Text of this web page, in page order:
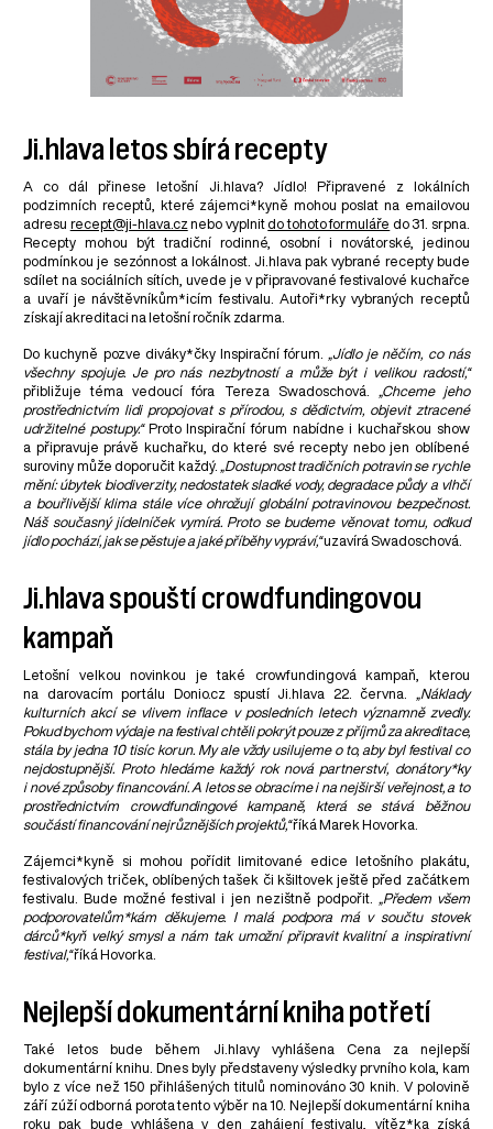
Ji.hlava letos sbírá recepty
A co dál přinese letošní Ji.hlava? Jídlo! Připravené z lokálních
podzimních receptů, které zájemci*kyně mohou poslat na emailovou
adresu recept@ji-hlava.cz nebo vyplnit do tohoto formuláře do 31. srpna.
Recepty mohou být tradiční rodinné, osobní i novátorské, jedinou
podmínkou je sezónnost a lokálnost. Ji.hlava pak vybrané recepty bude
sdílet na sociálních sítích, uvede je v připravované festivalové kuchařce
a uvaří je návštěvníkům*icím festivalu. Autoři*rky vybraných receptů
získají akreditaci na letošní ročník zdarma.
Do kuchyně pozve diváky*čky Inspirační fórum. „Jídlo je něčím, co nás
všechny spojuje. Je pro nás nezbytností a může být i velikou radostí,“
přibližuje téma vedoucí fóra Tereza Swadoschová. „Chceme jeho
prostřednictvím lidi propojovat s přírodou, s dědictvím, objevit ztracené
udržitelné postupy.“Proto Inspirační fórum nabídne i kuchařskou show
a připravuje právě kuchařku, do které své recepty nebo jen oblíbené
suroviny může doporučit každý. „Dostupnost tradičních potravin se rychle
mění: úbytek biodiverzity, nedostatek sladké vody, degradace půdy a vlhčí
a bouřlivější klima stále více ohrožují globální potravinovou bezpečnost.
Náš současný jídelníček vymírá. Proto se budeme věnovat tomu, odkud
jídlo pochází, jak se pěstuje a jaké příběhy vypráví,“uzavírá Swadoschová.
Ji.hlava spouští crowdfundingovou
kampaň
Letošní velkou novinkou je také crowfundingová kampaň, kterou
na darovacím portálu Donio.cz spustí Ji.hlava 22. června. „Náklady
kulturních akcí se vlivem inflace v posledních letech významně zvedly.
Pokud bychom výdaje na festival chtěli pokrýt pouze z příjmů za akreditace,
stála by jedna 10 tisíc korun. My ale vždy usilujeme o to, aby byl festival co
nejdostupnější. Proto hledáme každý rok nová partnerství, donátory*ky
i nové způsoby financování. A letos se obracíme i na nejširší veřejnost, a to
prostřednictvím crowdfundingové kampaně, která se stává běžnou
součástí financování nejrůznějších projektů,“říká Marek Hovorka.
Zájemci*kyně si mohou pořídit limitované edice letošního plakátu,
festivalových triček, oblíbených tašek či kšiltovek ještě před začátkem
festivalu. Bude možné festival i jen nezištně podpořit. „Předem všem
podporovatelům*kám­­ děkujeme. I malá podpora má v součtu stovek
dárců*kyň velký smysl a nám tak umožní připravit kvalitní a inspirativní
festival,“říká Hovorka.
Nejlepší dokumentární kniha potřetí
Také letos bude během Ji.hlavy vyhlášena Cena za nejlepší
dokumentární knihu. Dnes byly představeny výsledky prvního kola, kam
bylo z více než 150 přihlášených titulů nominováno 30 knih. V polovině
září zúží odborná porota tento výběr na 10. Nejlepší dokumentární kniha
roku pak bude vyhlášena v den zahájení festivalu, vítěz*ka získá